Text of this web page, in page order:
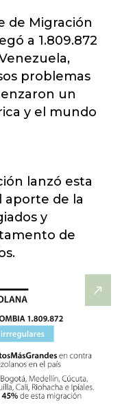
de Migración
a 1.809.872
problemas
un
y el mundo
lanzó esta
aporte de la
y
de